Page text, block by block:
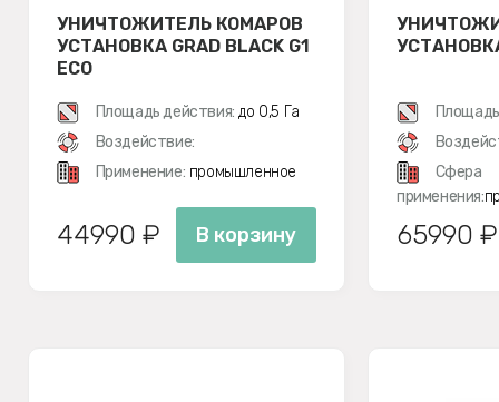
УНИЧТОЖИТЕЛЬ КОМАРОВ
УСТАНОВКА GRAD BLACK G1
ECO
Площадь действия: до 0,5 Га
Воздействие:
Применение: промышленное
44990 ₽ В корзину
УСТАНОВКА
Сфера
применения:
65990 ₽